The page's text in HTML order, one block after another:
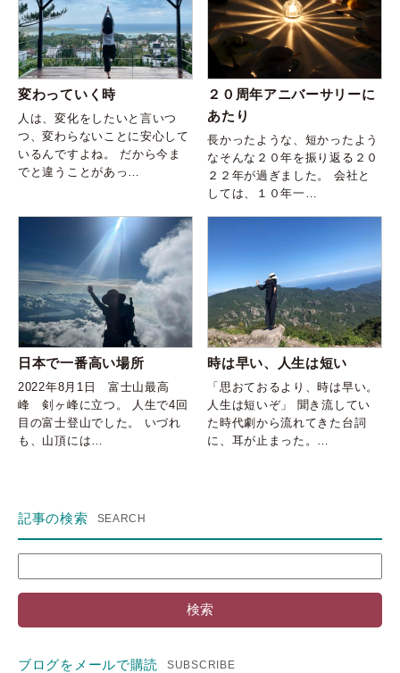
変わっていく時
人は、変化をしたいと言いつ
つ、変わらないことに安心して
いるんですよね。 だから今ま
でと違うことがあっ…
２０周年アニバーサリーに
あたり
長かったような、短かったよう
なそんな２０年を振り返る２０
２２年が過ぎました。 会社と
しては、１０年一…
日本で一番高い場所
2022年8月1日 富士山最高
峰 剣ヶ峰に立つ。 人生で4回
目の富士登山でした。 いづれ
も、山頂には…
時は早い、人生は短い
「思おておるより、時は早い。
人生は短いぞ」 聞き流してい
た時代劇から流れてきた台詞
に、耳が止まった。…
記事の検索
索:
ブログをメールで購読